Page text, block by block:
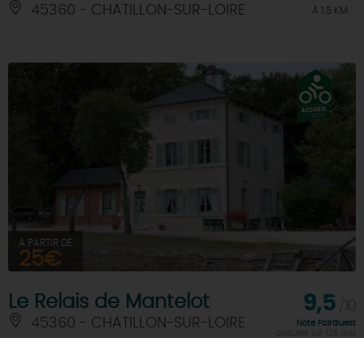
45360 - CHATILLON-SUR-LOIRE À 1.5 KM
À PARTIR DE
25€
Le Relais de Mantelot
45360 - CHATILLON-SUR-LOIRE
9,5
Note FairGuest
calculée sur 128 avis